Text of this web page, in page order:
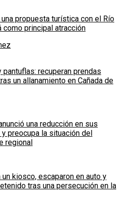
propuesta turística con el Río
como principal atracción
pantuflas: recuperan prendas
un allanamiento en Cañada de
una reducción en sus
preocupa la situación del
regional
un kiosco, escaparon en auto y
tras una persecución en la